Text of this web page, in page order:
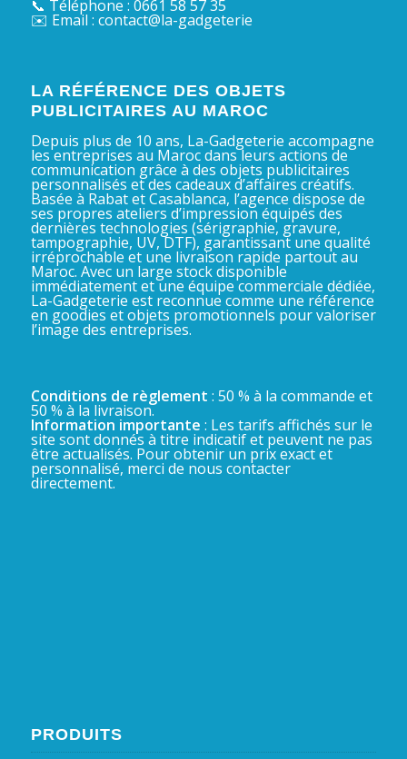
📞 Téléphone : 0661 58 57 35
✉️ Email : contact@la-gadgeterie
LA RÉFÉRENCE DES OBJETS
PUBLICITAIRES AU MAROC
Depuis plus de 10 ans, La-Gadgeterie accompagne
les entreprises au Maroc dans leurs actions de
communication grâce à des objets publicitaires
personnalisés et des cadeaux d’affaires créatifs.
Basée à Rabat et Casablanca, l’agence dispose de
ses propres ateliers d’impression équipés des
dernières technologies (sérigraphie, gravure,
tampographie, UV, DTF), garantissant une qualité
irréprochable et une livraison rapide partout au
Maroc. Avec un large stock disponible
immédiatement et une équipe commerciale dédiée,
La-Gadgeterie est reconnue comme une référence
en goodies et objets promotionnels pour valoriser
l’image des entreprises.
Conditions de règlement : 50 % à la commande et
50 % à la livraison.
Information importante : Les tarifs affichés sur le
site sont donnés à titre indicatif et peuvent ne pas
être actualisés. Pour obtenir un prix exact et
personnalisé, merci de nous contacter
directement.
PRODUITS